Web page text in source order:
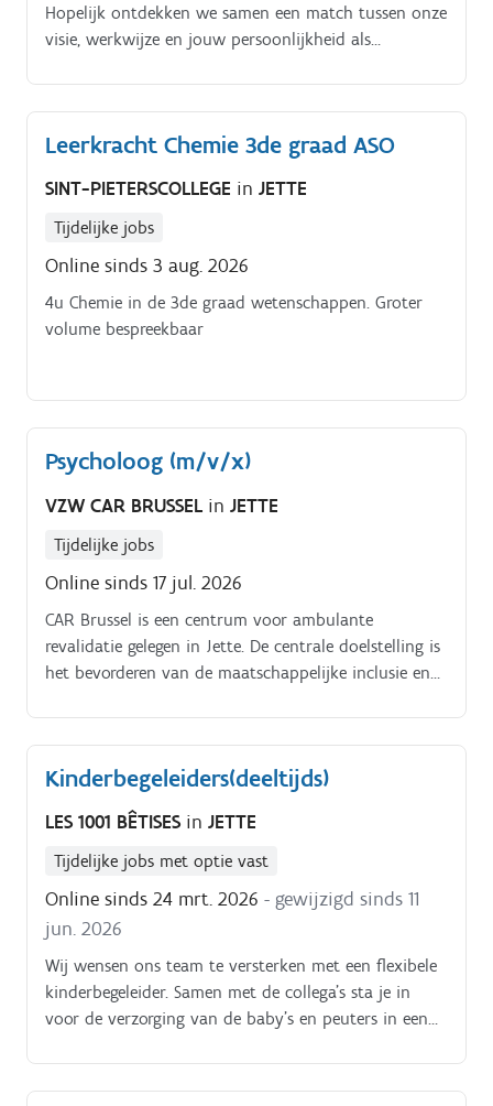
Hopelijk ontdekken we samen een match tussen onze
visie, werkwijze en jouw persoonlijkheid als
Leerkracht Chemie 3de graad ASO
SINT-PIETERSCOLLEGE in JETTE
Tijdelijke jobs
Online sinds 3 aug. 2026
4u Chemie in de 3de graad wetenschappen. Groter
volume bespreekbaar
Psycholoog (m/v/x)
VZW CAR BRUSSEL in JETTE
Tijdelijke jobs
Online sinds 17 jul. 2026
CAR Brussel is een centrum voor ambulante
revalidatie gelegen in Jette. De centrale doelstelling is
het bevorderen van de maatschappelijke inclusie en
ontwikkelingsstoornis. Wij zijn op zoek naar een
psycholoog voor een tewerkstelling tot 30 juni 2027
met kans op verlenging. Het betreft een contract van
multidisciplinair team staat u in voor de screening,
de diagnostiek en behandeling van kleuters en lagere
ontwikkelingsstoornissen, zoals ADHD, ASS, DCD,
algemene ontwikkelingsretardatie.
Kinderbegeleiders(deeltijds)
LES 1001 BÊTISES in JETTE
Tijdelijke jobs met optie vast
Online sinds 24 mrt. 2026 - gewijzigd sinds 11
jun. 2026
Wij wensen ons team te versterken met een flexibele
kinderbegeleider. Samen met de collega’s sta je in
voor de verzorging van de baby’s en peuters in een
het dagverloop aan de ouders Voorbereiden en